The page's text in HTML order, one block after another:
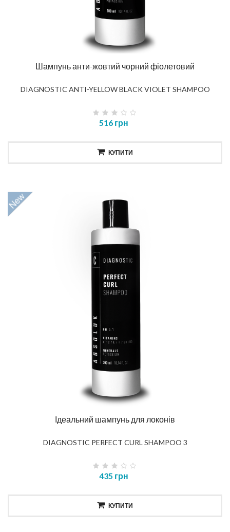
Шампунь анти-жовтий чорний фіолетовий
DIAGNOSTIC ANTI-YELLOW BLACK VIOLET SHAMPOO
516 грн
КУПИТИ
Ідеальний шампунь для локонів
DIAGNOSTIC PERFECT CURL SHAMPOO 3
435 грн
КУПИТИ